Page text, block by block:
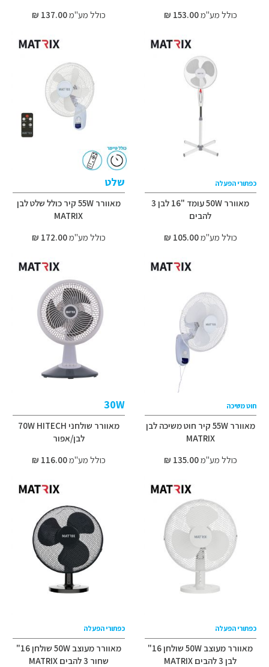
כולל מע"מ153.00 ₪
כולל מע"מ137.00 ₪
כפתורי הפעלה
מאוורר 50W עומד "16 לבן 3
להבים
כולל מע"מ105.00 ₪
שלט
מאוורר 55W קיר כולל שלט לבן
MATRIX
כולל מע"מ172.00 ₪
חוט משיכה
מאוורר 55W קיר חוט משיכה לבן
MATRIX
כולל מע"מ135.00 ₪
30W
מאוורר שולחני 70W HITECH
לבן/אפור
כולל מע"מ116.00 ₪
כפתורי הפעלה
מאוורר מעוצב 50W שולחן 16"
לבן 3 להבים MATRIX
כפתורי הפעלה
מאוורר מעוצב 50W שולחן 16"
שחור 3 להבים MATRIX